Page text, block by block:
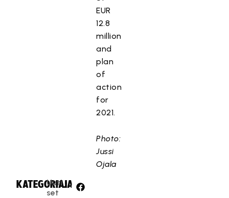
EUR
12.8
million
and
plan
of
action
for
2021.
Photo:
Jussi
Ojala
KATEGORIA:
Uuti
set
JAA: